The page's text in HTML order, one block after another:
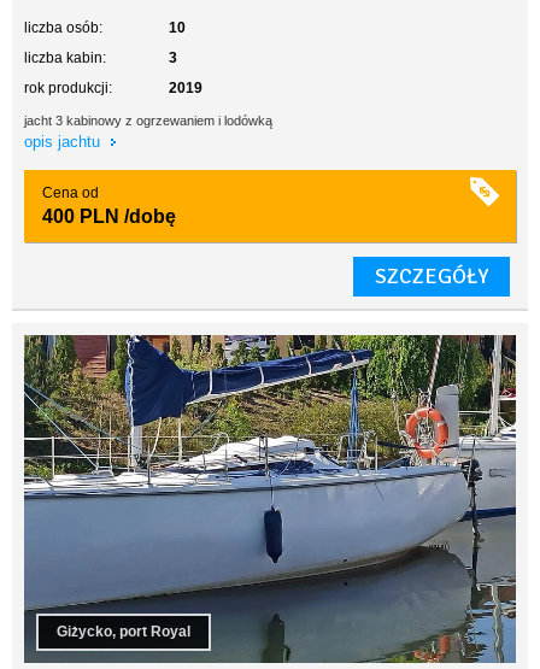
liczba osób:
10
liczba kabin:
3
rok produkcji:
2019
jacht 3 kabinowy z ogrzewaniem i lodówką
opis jachtu
Cena od
400 PLN /dobę
SZCZEGÓŁY
Giżycko, port Royal